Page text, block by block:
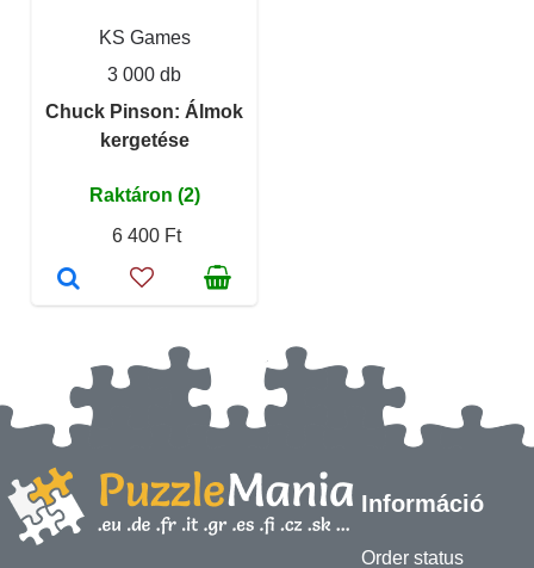
KS Games
3 000 db
Chuck Pinson: Álmok
kergetése
Raktáron (2)
6 400 Ft
Információ
Order status